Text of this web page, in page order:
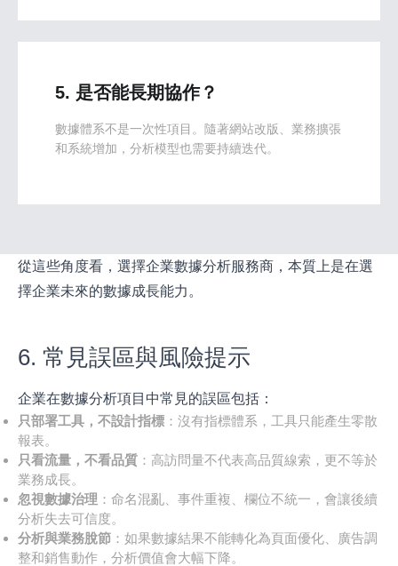
5. 是否能長期協作？
數據體系不是一次性項目。隨著網站改版、業務擴張
和系統增加，分析模型也需要持續迭代。
從這些角度看，選擇企業數據分析服務商，本質上是在選
擇企業未來的數據成長能力。
6. 常見誤區與風險提示
企業在數據分析項目中常見的誤區包括：
只部署工具，不設計指標 ：沒有指標體系，工具只能產生零散
報表。
只看流量，不看品質 ：高訪問量不代表高品質線索，更不等於
業務成長。
忽視數據治理 ：命名混亂、事件重複、欄位不統一，會讓後續
分析失去可信度。
分析與業務脫節 ：如果數據結果不能轉化為頁面優化、廣告調
整和銷售動作，分析價值會大幅下降。